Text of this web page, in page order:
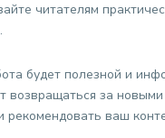
читателям
будет полезной и
возвращаться за новыми
рекомендовать ваш